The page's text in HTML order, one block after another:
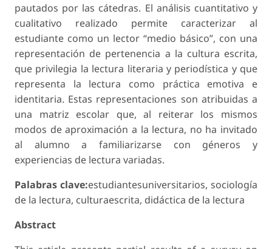
pautados por las cátedras. El análisis cuantitativo y
cualitativo realizado permite caracterizar al
estudiante como un lector “medio básico”, con una
representación de pertenencia a la cultura escrita,
que privilegia la lectura literaria y periodística y que
representa la lectura como práctica emotiva e
identitaria. Estas representaciones son atribuidas a
una matriz escolar que, al reiterar los mismos
modos de aproximación a la lectura, no ha invitado
al alumno a familiarizarse con géneros y
experiencias de lectura variadas.
Palabras clave:estudiantesuniversitarios, sociología
de la lectura, culturaescrita, didáctica de la lectura
Abstract